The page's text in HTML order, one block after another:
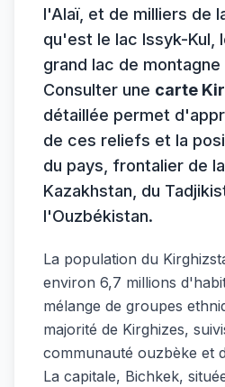
l'Alaï, et de milliers de
qu'est le lac Issyk-Kul,
grand lac de montagne
Consulter une carte
détaillée permet
de ces reliefs et la
du pays, frontalier de
Kazakhstan, du
l'Ouzbékistan.
La population du
environ 6,7 millions
mélange de groupes
majorité de Kirghizes,
communauté ouzbèke et
La capitale, Bichkek,